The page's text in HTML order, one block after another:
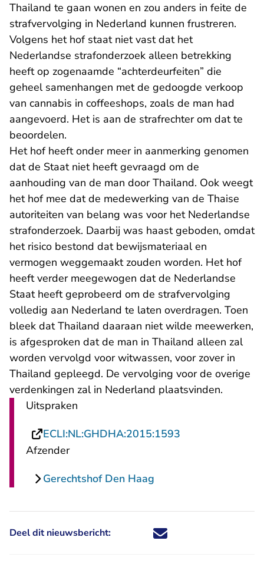
Thailand te gaan wonen en zou anders in feite de
strafvervolging in Nederland kunnen frustreren.
Volgens het hof staat niet vast dat het
Nederlandse strafonderzoek alleen betrekking
heeft op zogenaamde “achterdeurfeiten” die
geheel samenhangen met de gedoogde verkoop
van cannabis in coffeeshops, zoals de man had
aangevoerd. Het is aan de strafrechter om dat te
beoordelen.
Het hof heeft onder meer in aanmerking genomen
dat de Staat niet heeft gevraagd om de
aanhouding van de man door Thailand. Ook weegt
het hof mee dat de medewerking van de Thaise
autoriteiten van belang was voor het Nederlandse
strafonderzoek. Daarbij was haast geboden, omdat
het risico bestond dat bewijsmateriaal en
vermogen weggemaakt zouden worden. Het hof
heeft verder meegewogen dat de Nederlandse
Staat heeft geprobeerd om de strafvervolging
volledig aan Nederland te laten overdragen. Toen
bleek dat Thailand daaraan niet wilde meewerken,
is afgesproken dat de man in Thailand alleen zal
worden vervolgd voor witwassen, voor zover in
Thailand gepleegd. De vervolging voor de overige
verdenkingen zal in Nederland plaatsvinden.
Uitspraken
ECLI:NL:GHDHA:2015:1593
Afzender
Gerechtshof Den Haag
Deel dit nieuwsbericht: Deel dit nieuwsbericht via X -
Deel dit nieuwsbericht via
Deel dit nieuwsbericht
Deel dit